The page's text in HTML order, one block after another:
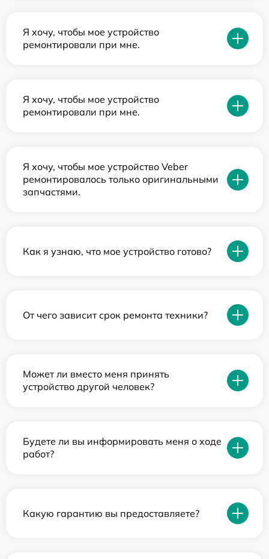
Я хочу, чтобы мое устройство
ремонтировали при мне.
Я хочу, чтобы мое устройство
ремонтировали при мне.
Я хочу, чтобы мое устройство Veber
ремонтировалось только оригинальными
запчастями.
Как я узнаю, что мое устройство готово?
От чего зависит срок ремонта техники?
Может ли вместо меня принять
устройство другой человек?
Будете ли вы информировать меня о ходе
работ?
Какую гарантию вы предоставляете?